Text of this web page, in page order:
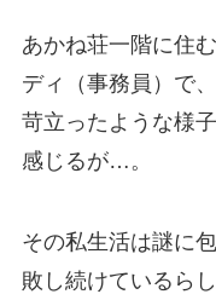
あかね荘一階に住
ディ（事務員）で
苛立ったような様
感じるが…。
その私生活は謎に
敗し続けているら